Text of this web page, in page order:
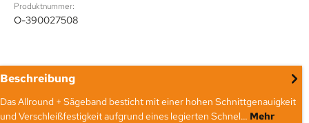
Produktnummer:
O-390027508
Beschreibung
Das Allround + Sägeband besticht mit einer hohen Schnittgenauigkeit
und Verschleißfestigkeit aufgrund eines legierten Schnel… Mehr